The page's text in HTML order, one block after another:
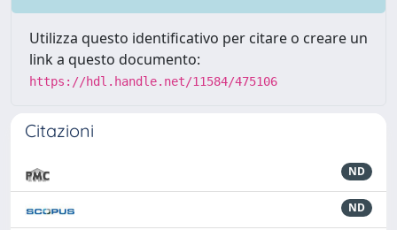
Utilizza questo identificativo per citare o creare un
link a questo documento:
https://hdl.handle.net/11584/475106
Citazioni
ND
ND